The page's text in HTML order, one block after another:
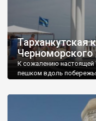
Тарханкутская
К сожалению настоящей
пешком вдоль